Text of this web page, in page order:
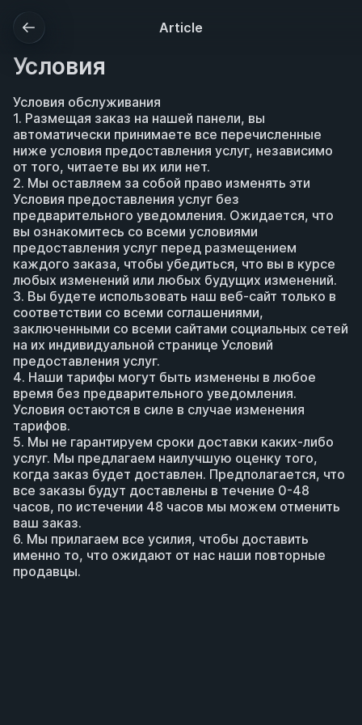
Article
Условия
Условия обслуживания
1. Размещая заказ на нашей панели, вы
автоматически принимаете все перечисленные
ниже условия предоставления услуг, независимо
от того, читаете вы их или нет.
2. Мы оставляем за собой право изменять эти
Условия предоставления услуг без
предварительного уведомления. Ожидается, что
вы ознакомитесь со всеми условиями
предоставления услуг перед размещением
каждого заказа, чтобы убедиться, что вы в курсе
любых изменений или любых будущих изменений.
3. Вы будете использовать наш веб-сайт только в
соответствии со всеми соглашениями,
заключенными со всеми сайтами социальных сетей
на их индивидуальной странице Условий
предоставления услуг.
4. Наши тарифы могут быть изменены в любое
время без предварительного уведомления.
Условия остаются в силе в случае изменения
тарифов.
5. Мы не гарантируем сроки доставки каких-либо
услуг. Мы предлагаем наилучшую оценку того,
когда заказ будет доставлен. Предполагается, что
все заказы будут доставлены в течение 0-48
часов, по истечении 48 часов мы можем отменить
ваш заказ.
6. Мы прилагаем все усилия, чтобы доставить
именно то, что ожидают от нас наши повторные
продавцы.